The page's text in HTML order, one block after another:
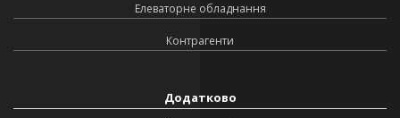
Елеваторне обладнання
Контрагенти
Додатково